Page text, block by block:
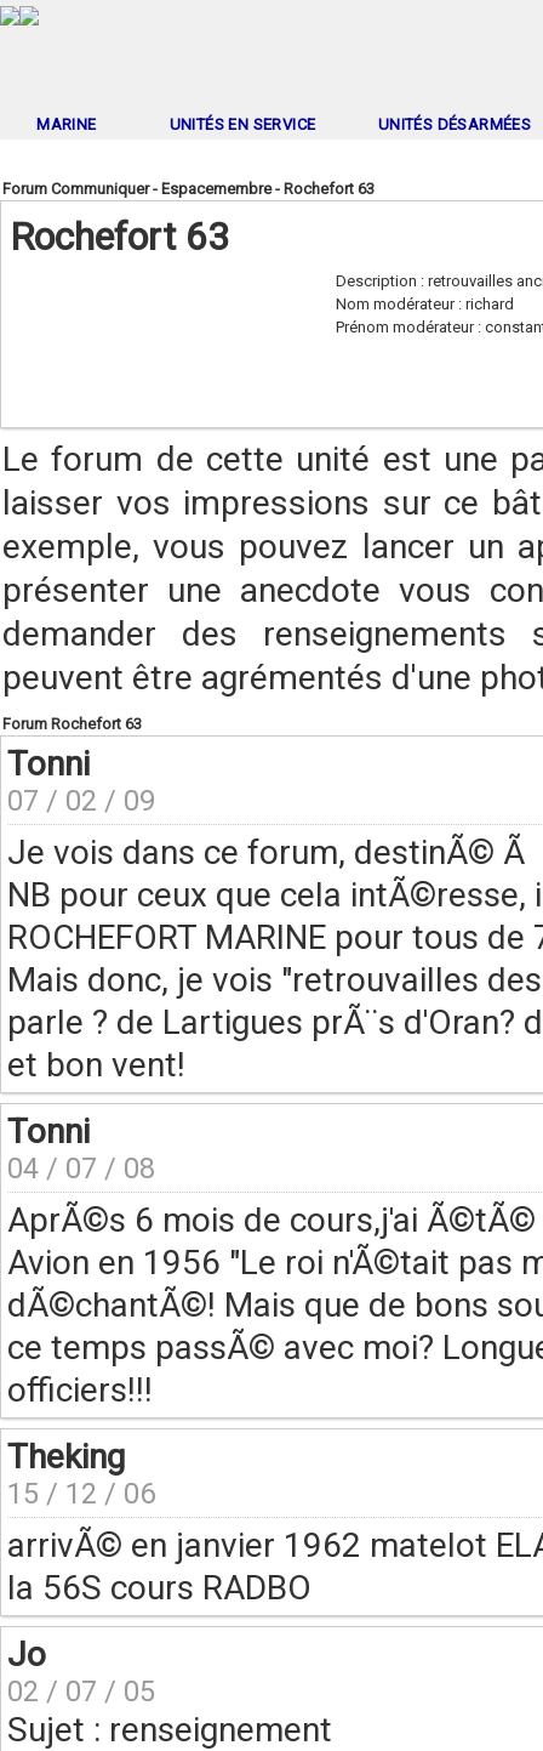
MARINE UNITÉS EN SERVICE UNITÉS DÉSARMÉES
Forum Communiquer - Espacemembre - Rochefort 63
Rochefort 63
Description : retrouvailles
Nom modérateur : richard
Prénom modérateur :
Le forum de cette unité est une
laisser vos impressions sur ce
exemple, vous pouvez lancer un
présenter une anecdote vous
demander des
peuvent être agrémentés d'une
Forum Rochefort 63
Tonni
07 / 02 / 09
Je vois dans ce forum, destinÃ© Ã
NB pour ceux que cela intÃ©resse,
ROCHEFORT MARINE pour tous
Mais donc, je vois "retrouvailles
parle ? de Lartigues prÃ¨s
et bon vent!
Tonni
04 / 07 / 08
AprÃ©s 6 mois de cours,j'ai
Avion en 1956 "Le roi n'Ã©tait pas
dÃ©chantÃ©! Mais que de bons
ce temps passÃ© avec moi?
officiers!!!
Theking
15 / 12 / 06
arrivÃ© en janvier 1962 matelot
la 56S cours RADBO
Jo
02 / 07 / 05
Sujet : renseignement